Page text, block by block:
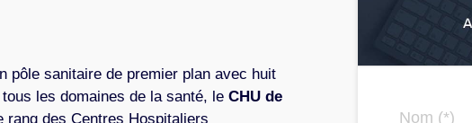
pôle sanitaire de premier plan avec huit
les domaines de la santé, le CHU de
rang des Centres Hospitaliers